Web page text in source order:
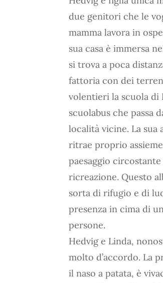
due genitori che le
mamma lavora in
sua casa è immersa
si trova a poca
fattoria con dei
volentieri la scuola di
scuolabus che passa
località vicine. La sua
ritrae proprio
paesaggio
ricreazione. Questo
sorta di rifugio e di
presenza in cima di
persone.
Hedvig e Linda,
molto d’accordo. La
il naso a patata, è